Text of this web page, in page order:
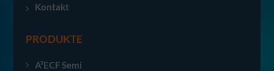
Kontakt
PRODUKTE
A²ECF Semi